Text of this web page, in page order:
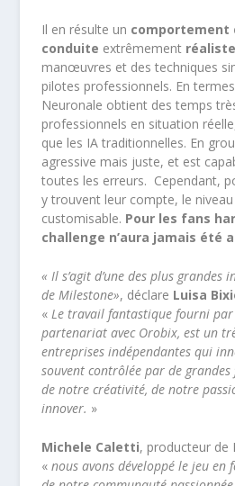
Il en résulte un comportement
conduite extrêmement
manœuvres et des techniques
pilotes professionnels. En
Neuronale obtient des temps
professionnels en situation
que les IA traditionnelles. En
agressive mais juste, et est
toutes les erreurs. Cependant,
y trouvent leur compte, le
customisable. Pour les fans
challenge n’aura jamais été
« Il s’agit d’une des plus grandes
de Milestone», déclare Luisa
«Le travail fantastique fourni par
partenariat avec Orobix, est un
entreprises indépendantes qui
souvent contrôlée par de grandes
de notre créativité, de notre
innover. »
Michele Caletti, producteur de
«nous avons développé le jeu en